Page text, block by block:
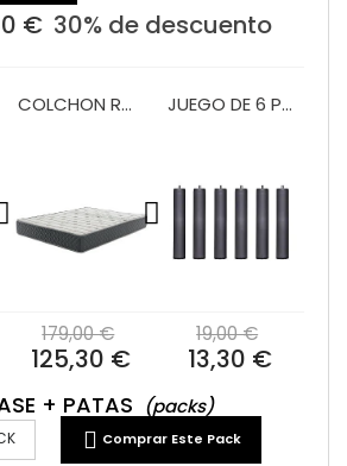
€ 30% de descuento
COLCHON ROLLER LUXOR 25CM
179,00 €
125,30 €
JUEGO DE 6 PATAS CILINDRICAS SOMIER O BASE
19,00 €
13,30 €
+ PATAS (packs)
 Comprar Este Pack